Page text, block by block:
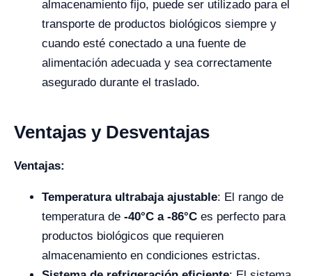
almacenamiento fijo, puede ser utilizado para el
transporte de productos biológicos siempre y
cuando esté conectado a una fuente de
alimentación adecuada y sea correctamente
asegurado durante el traslado.
Ventajas y Desventajas
Ventajas:
Temperatura ultrabaja ajustable: El rango de
temperatura de -40°C a -86°C es perfecto para
productos biológicos que requieren
almacenamiento en condiciones estrictas.